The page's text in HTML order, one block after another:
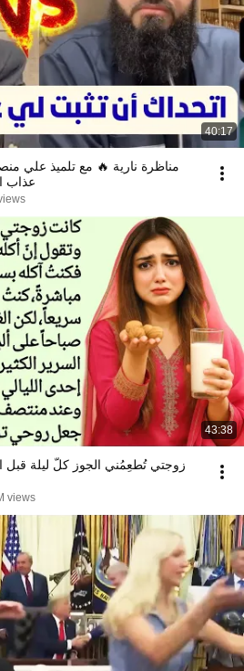
40:17
مناظرة نارية 🔥 مع تلميذ علي
عذاب
43:38
زوجتي تُطعِمُني الجوز كلَّ ليلة
views